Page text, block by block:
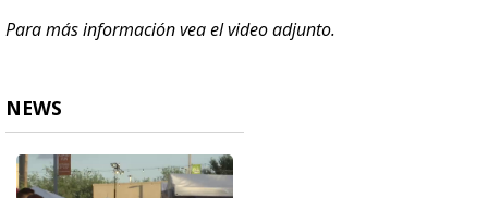
Para más información vea el video adjunto.
NEWS